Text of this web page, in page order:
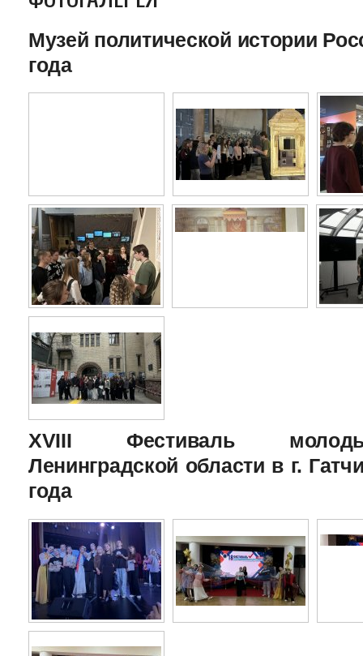
Музей политической истории
года
XVIII Фестиваль
Ленинградской области в г.
года